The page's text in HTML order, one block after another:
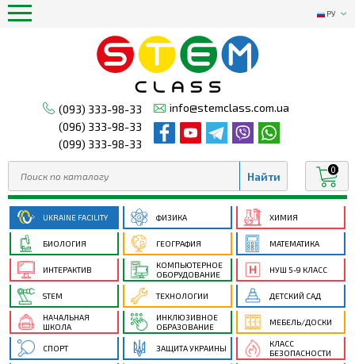
РУ
(093) 333-98-33
(096) 333-98-33
(099) 333-98-33
info@stemclass.com.ua
0
UKRAINE FACILITY ФИЗИКА ХИМИЯ
БИОЛОГИЯ ГЕОГРАФИЯ МАТЕМАТИКА
ИНТЕРАКТИВ
КОМПЬЮТЕРНОЕ
ОБОРУДОВАНИЕ
НУШ 5-9 КЛАСС
STEM ТЕХНОЛОГИИ ДЕТСКИЙ САД
НАЧАЛЬНАЯ
ШКОЛА
ИНКЛЮЗИВНОЕ
ОБРАЗОВАНИЕ
МЕБЕЛЬ/ДОСКИ
СПОРТ ЗАЩИТА УКРАИНЫ
КЛАСС
БЕЗОПАСНОСТИ